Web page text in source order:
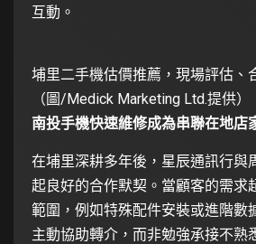
互動。
埔里二手機估價推薦，現場評估、
（圖/Medick Marketing Ltd.提供）
南投手機快速維修成為串聯在地店
在埔里深耕多年後，星辰通訊行與
起良好的合作默契。當顧客的需求
範圍，例如特殊配件安裝或進階數
主動協助轉介，而非勉強承接不熟